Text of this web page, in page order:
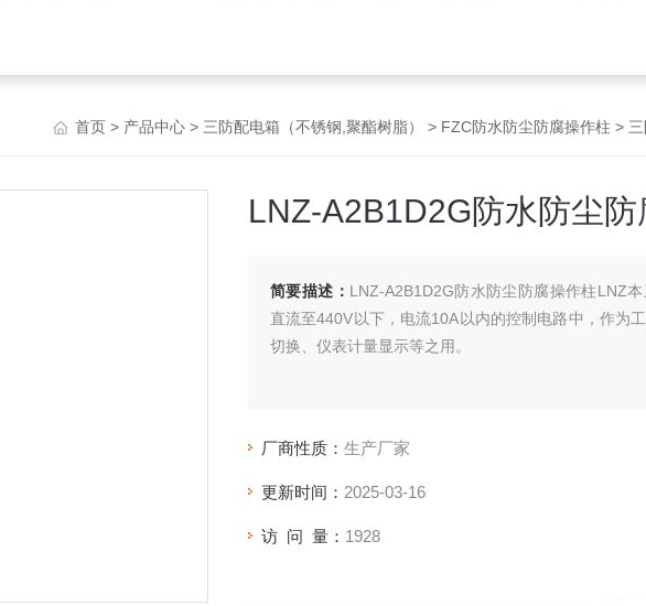
首页 > 产品中心 > 三防配电箱（不锈钢,聚酯树脂） > FZC防水防尘防腐操作柱 >
LNZ-A2B1D2G防水防尘防
简要描述： LNZ-A2B1D2G防水防尘防腐操作柱LNZ
直流至440V以下，电流10A以内的控制电路中，作为
切换、仪表计量显示等之用。
厂商性质： 生产厂家
更新时间： 2025-03-16
访 问 量： 1928